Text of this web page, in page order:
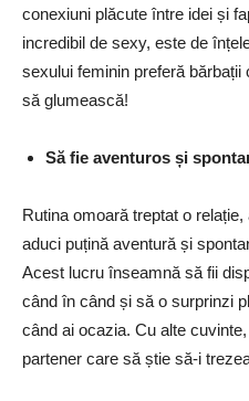
conexiuni plăcute între idei și
incredibil de sexy, este de
sexului feminin preferă
să glumească!
Să fie aventuros și
Rutina omoară treptat o
aduci puțină aventură și
Acest lucru înseamnă să fii
când în când și să o surprinzi
când ai ocazia. Cu alte
partener care să știe să-i